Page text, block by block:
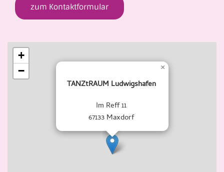
zum Kontaktformular
TANZtRAUM Ludwigshafen
Im Reff 11
67133 Maxdorf
×
+
−